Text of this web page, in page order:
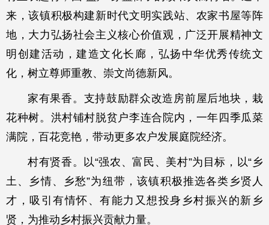
来，该镇积极构建新时代文明实践站、农家书屋等阵
地，大力弘扬社会主义核心价值观，广泛开展精神文
明创建活动，建造文化长廊，弘扬中华优秀传统文
化，树立尊师重教、崇文尚德新风。
家有果香。支持鼓励群众改造房前屋后地块，栽
花种树。洪村铺村脱贫户李连合院内，一年四季瓜菜
满院，百花竞艳，带动更多农户发展庭院经济。
村有贤香。以“强农、富民、美村”为目标，以“乡
土、乡情、乡愁”为纽带，该镇积极推选各类乡贤人
才，吸引有情怀、有能力又想投身乡村振兴的新乡
贤，为推动乡村振兴贡献力量。